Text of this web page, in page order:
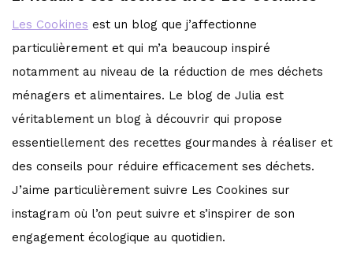
Les Cookines est un blog que j’affectionne
particulièrement et qui m’a beaucoup inspiré
notamment au niveau de la réduction de mes déchets
ménagers et alimentaires. Le blog de Julia est
véritablement un blog à découvrir qui propose
essentiellement des recettes gourmandes à réaliser et
des conseils pour réduire efficacement ses déchets.
J’aime particulièrement suivre Les Cookines sur
instagram où l’on peut suivre et s’inspirer de son
engagement écologique au quotidien.